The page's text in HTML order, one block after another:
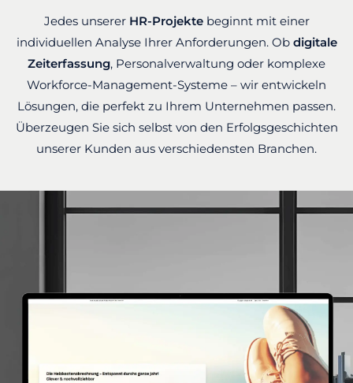
Jedes unserer HR-Projektebeginnt mit einer
individuellen Analyse Ihrer Anforderungen. Ob digitale
Zeiterfassung, Personalverwaltung oder komplexe
Workforce-Management-Systeme – wir entwickeln
Lösungen, die perfekt zu Ihrem Unternehmen passen.
Überzeugen Sie sich selbst von den Erfolgsgeschichten
unserer Kunden aus verschiedensten Branchen.
Unsere HR-Projekte im